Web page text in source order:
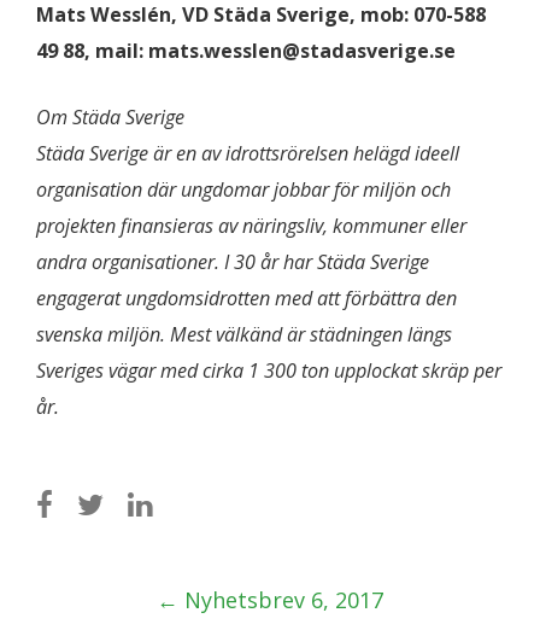
Mats Wesslén, VD Städa Sverige, mob: 070-588
49 88, mail: mats.wesslen@stadasverige.se
Om Städa Sverige
Städa Sverige är en av idrottsrörelsen helägd ideell
organisation där ungdomar jobbar för miljön och
projekten finansieras av näringsliv, kommuner eller
andra organisationer. I 30 år har Städa Sverige
engagerat ungdomsidrotten med att förbättra den
svenska miljön. Mest välkänd är städningen längs
Sveriges vägar med cirka 1 300 ton upplockat skräp per
år.
← Nyhetsbrev 6, 2017